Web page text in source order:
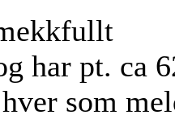
har pt. ca
som